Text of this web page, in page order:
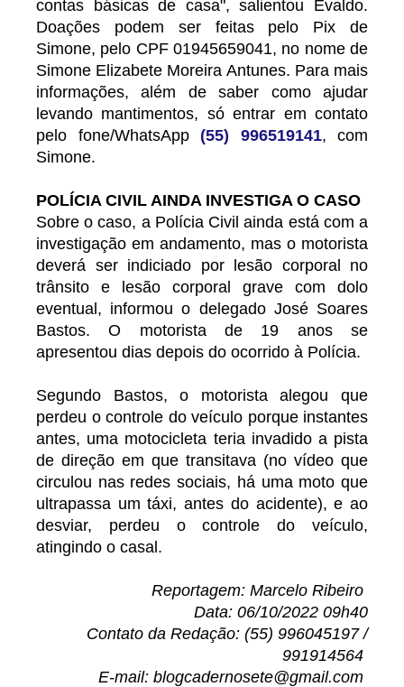
contas básicas de casa", salientou Evaldo.
Doações podem ser feitas pelo Pix de
Simone, pelo CPF 01945659041, no nome de
Simone Elizabete Moreira Antunes. Para mais
informações, além de saber como ajudar
levando mantimentos, só entrar em contato
pelo fone/WhatsApp (55) 996519141, com
Simone.
POLÍCIA CIVIL AINDA INVESTIGA O CASO
Sobre o caso, a Polícia Civil ainda está com a
investigação em andamento, mas o motorista
deverá ser indiciado por lesão corporal no
trânsito e lesão corporal grave com dolo
eventual, informou o delegado José Soares
Bastos. O motorista de 19 anos se
apresentou dias depois do ocorrido à Polícia.
Segundo Bastos, o motorista alegou que
perdeu o controle do veículo porque instantes
antes, uma motocicleta teria invadido a pista
de direção em que transitava (no vídeo que
circulou nas redes sociais, há uma moto que
ultrapassa um táxi, antes do acidente), e ao
desviar, perdeu o controle do veículo,
atingindo o casal.
Reportagem: Marcelo Ribeiro
Data: 06/10/2022 09h40
Contato da Redação: (55) 996045197 /
991914564
E-mail: blogcadernosete@gmail.com